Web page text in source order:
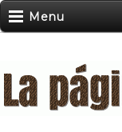
Menu